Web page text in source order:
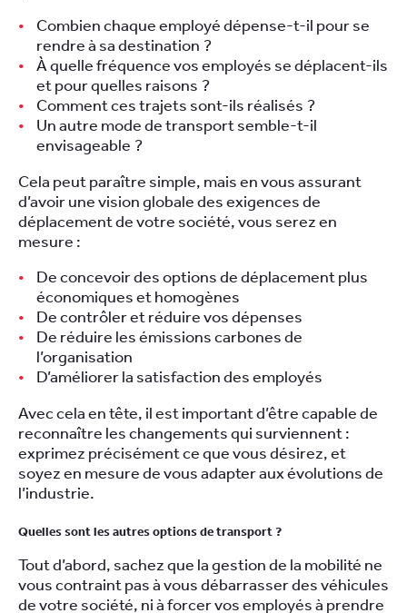
Combien chaque employé dépense-t-il pour se
rendre à sa destination ?
À quelle fréquence vos employés se déplacent-ils
et pour quelles raisons ?
Comment ces trajets sont-ils réalisés ?
Un autre mode de transport semble-t-il
envisageable ?
Cela peut paraître simple, mais en vous assurant
d’avoir une vision globale des exigences de
déplacement de votre société, vous serez en
mesure :
De concevoir des options de déplacement plus
économiques et homogènes
De contrôler et réduire vos dépenses
De réduire les émissions carbones de
l’organisation
D’améliorer la satisfaction des employés
Avec cela en tête, il est important d’être capable de
reconnaître les changements qui surviennent :
exprimez précisément ce que vous désirez, et
soyez en mesure de vous adapter aux évolutions de
l’industrie.
Quelles sont les autres options de transport ?
Tout d’abord, sachez que la gestion de la mobilité ne
vous contraint pas à vous débarrasser des véhicules
de votre société, ni à forcer vos employés à prendre